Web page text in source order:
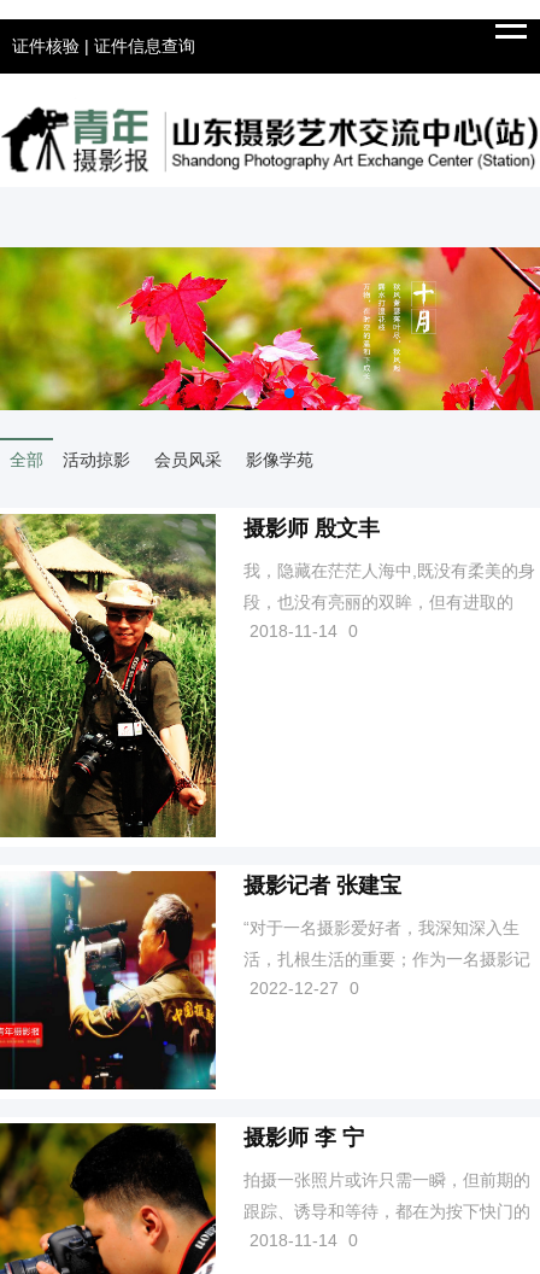
证件核验 | 证件信息查询
全部 活动掠影 会员风采 影像学苑
摄影师 殷文丰
我，隐藏在茫茫人海中,既没有柔美的身
段，也没有亮丽的双眸，但有进取的
心，有似水的梦怀，有崇高的理想，我
2018-11-14 0
摄影记者 张建宝
“对于一名摄影爱好者，我深知深入生
活，扎根生活的重要；作为一名摄影记
者，我深知镜头下的每一个瞬间都会充
2022-12-27 0
摄影师 李 宁
拍摄一张照片或许只需一瞬，但前期的
跟踪、诱导和等待，都在为按下快门的
那一刻做准备。虽然技术、经验与熟练
2018-11-14 0